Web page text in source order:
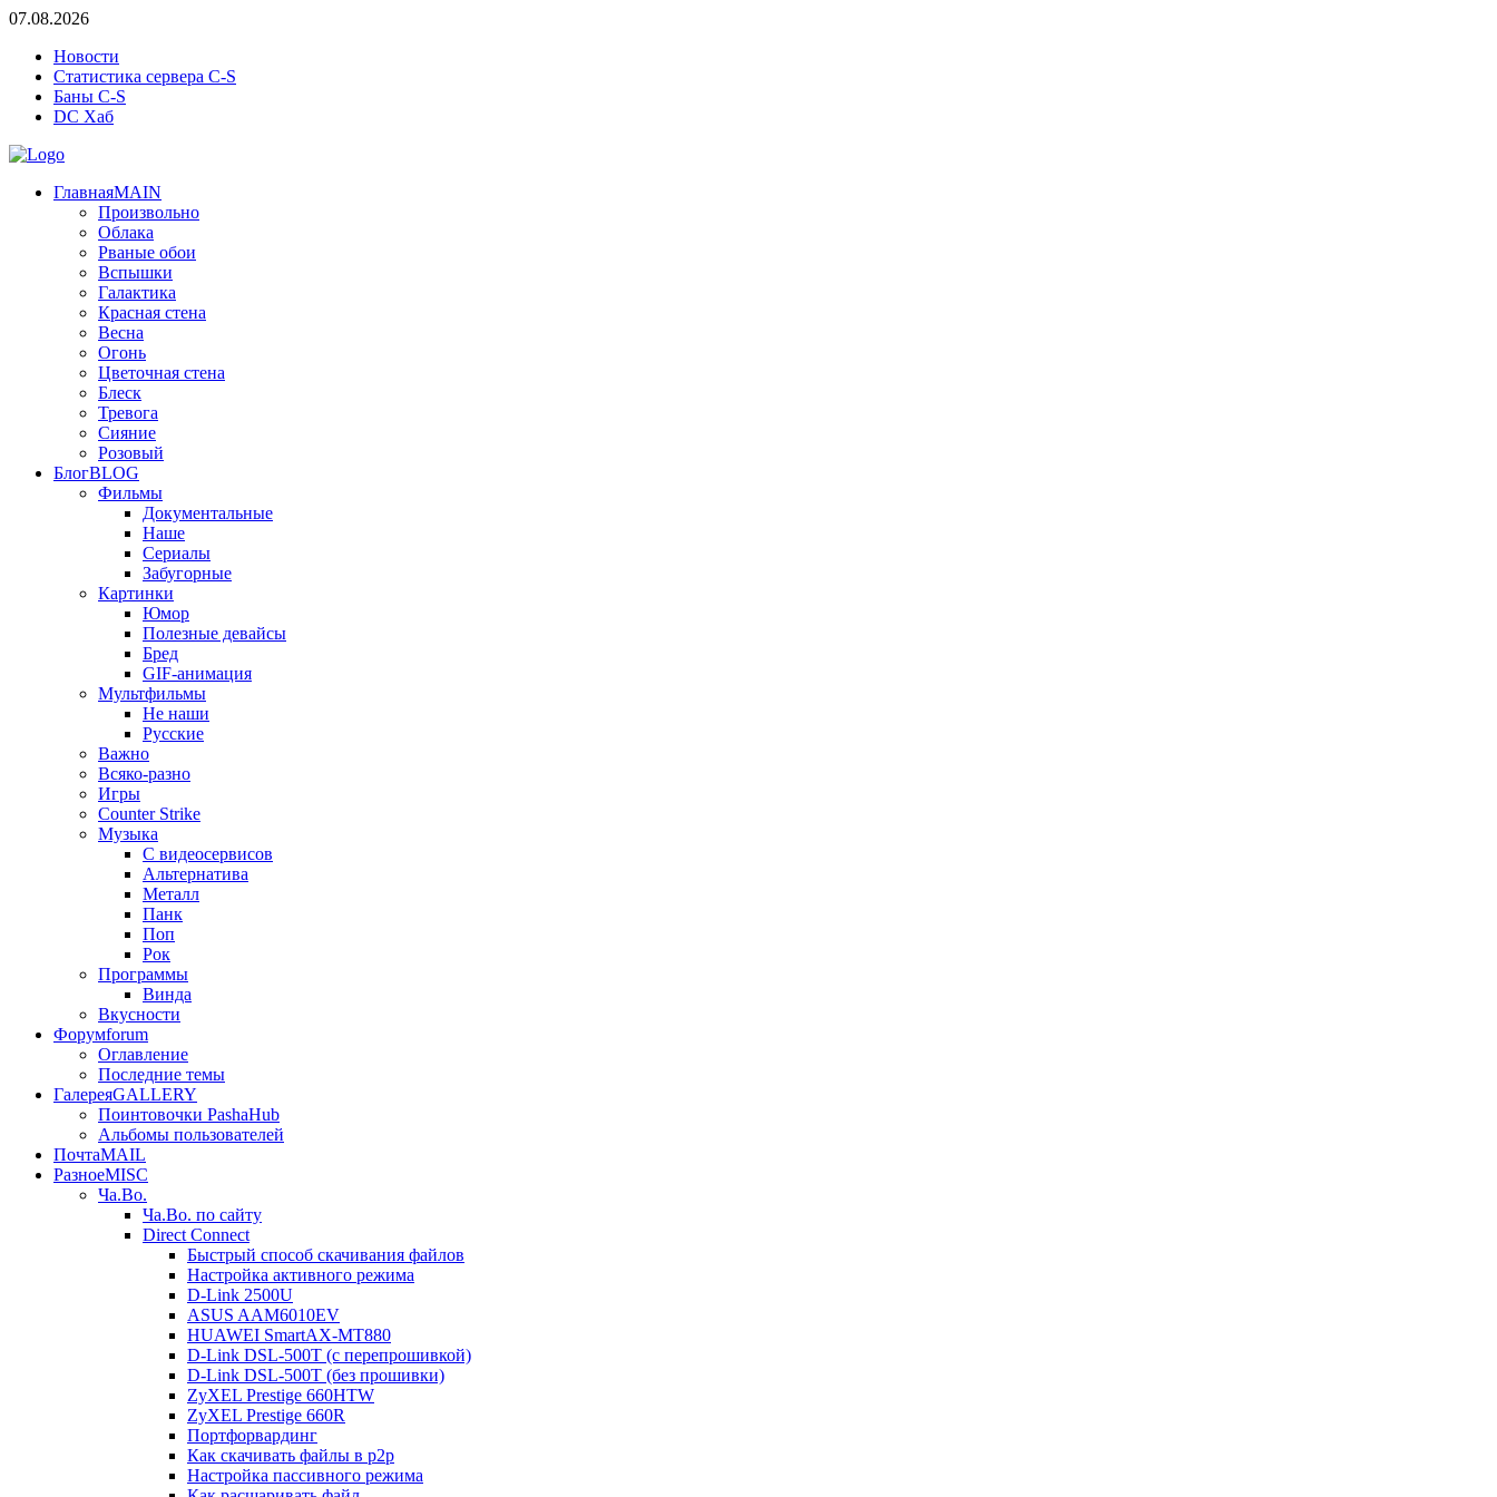
07.08.2026
Новости
Статистика сервера C-S
Баны C-S
DC Хаб
ГлавнаяMAIN
Произвольно
Облака
Рваные обои
Вспышки
Галактика
Красная стена
Весна
Огонь
Цветочная стена
Блеск
Тревога
Сияние
Розовый
БлогBLOG
Фильмы
Документальные
Наше
Сериалы
Забугорные
Картинки
Юмор
Полезные девайсы
Бред
GIF-анимация
Мультфильмы
Не наши
Русские
Важно
Всяко-разно
Игры
Counter Strike
Музыка
С видеосервисов
Альтернатива
Металл
Панк
Поп
Рок
Программы
Винда
Вкусности
Форумforum
Оглавление
Последние темы
ГалереяGALLERY
Поинтовочки PashaHub
Альбомы пользователей
ПочтаMAIL
РазноеMISC
Ча.Во.
Ча.Во. по сайту
Direct Connect
Быстрый способ скачивания файлов
Настройка активного режима
D-Link 2500U
ASUS AAM6010EV
HUAWEI SmartAX-MT880
D-Link DSL-500T (c перепрошивкой)
D-Link DSL-500T (без прошивки)
ZyXEL Prestige 660HTW
ZyXEL Prestige 660R
Портфорвардинг
Как скачивать файлы в p2p
Настройка пассивного режима